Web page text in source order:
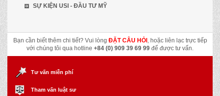
SỰ KIỆN USI - ĐẦU TƯ MỸ
Bạn cần biết thêm chi tiết? Vui lòng ĐẶT CÂU HỎI , hoặc liên lạc trực tiếp
với chúng tôi qua hotline +84 (0) 909 39 69 99 để được tư vấn.
Tư vấn miễn phí
Tham vấn luật sư